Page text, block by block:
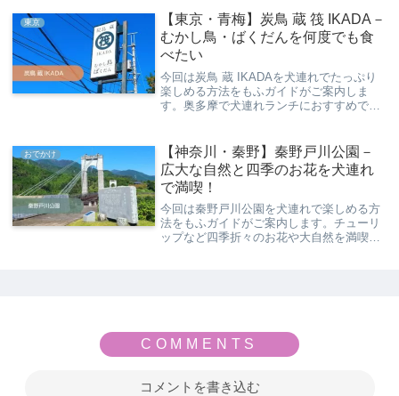
東京
【東京・青梅】炭鳥 蔵 筏 IKADA－
むかし鳥・ばくだんを何度でも食
べたい
今回は炭鳥 蔵 IKADAを犬連れでたっぷり
楽しめる方法をもふガイドがご案内しま
す。奥多摩で犬連れランチにおすすめでむ
おでかけ
【神奈川・秦野】秦野戸川公園－
広大な自然と四季のお花を犬連れ
で満喫！
今回は秦野戸川公園を犬連れで楽しめる方
法をもふガイドがご案内します。チューリ
ップなど四季折々のお花や大自然を満喫で
コメントを書き込む